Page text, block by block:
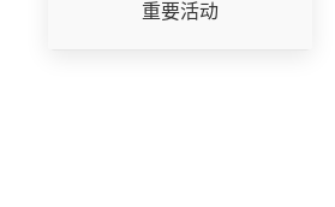
重要活动